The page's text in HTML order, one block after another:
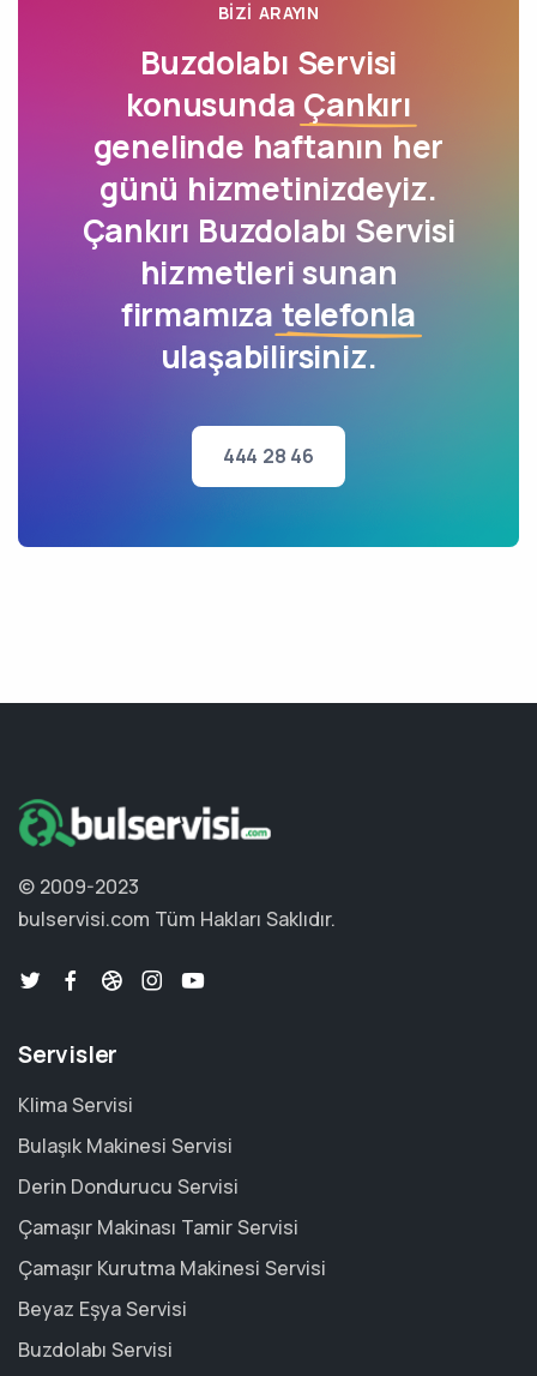
BIZI ARAYIN
Buzdolabı Servisi
konusunda Çankırı
genelinde haftanın her
günü hizmetinizdeyiz.
Çankırı Buzdolabı Servisi
hizmetleri sunan
firmamıza telefonla
ulaşabilirsiniz.
444 28 46
© 2009-2023
bulservisi.com Tüm Hakları Saklıdır.
Servisler
Klima Servisi
Bulaşık Makinesi Servisi
Derin Dondurucu Servisi
Çamaşır Makinası Tamir Servisi
Çamaşır Kurutma Makinesi Servisi
Beyaz Eşya Servisi
Buzdolabı Servisi